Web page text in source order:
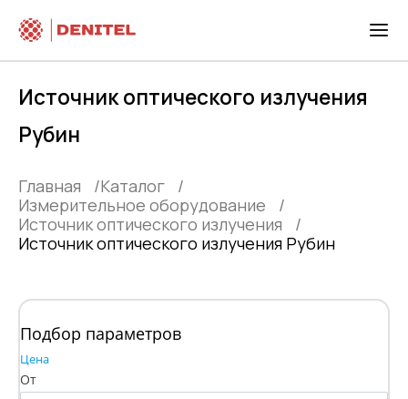
Источник оптического излучения
Рубин
Главная
Каталог
Измерительное оборудование
Источник оптического излучения
Источник оптического излучения Рубин
Подбор параметров
Цена
От